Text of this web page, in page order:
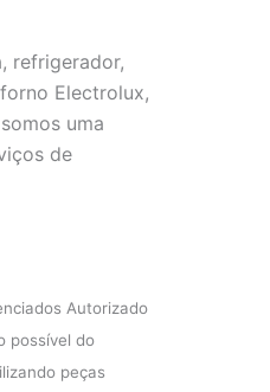
refrigerador,
Electrolux,
uma
de
Autorizado
possível do
peças